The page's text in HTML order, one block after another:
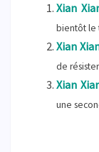
Xian
bientôt le
Xian
de
Xian
une